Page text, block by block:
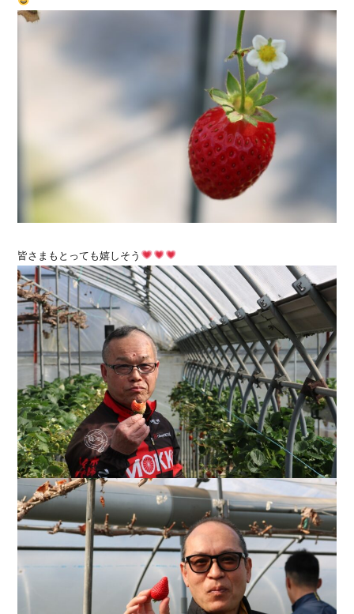
皆さまもとっても嬉しそう